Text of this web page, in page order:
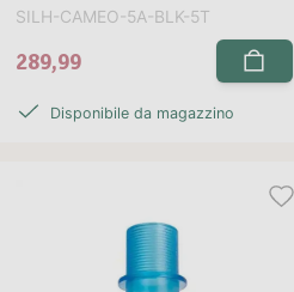
SILH-CAMEO-5A-BLK-5T
289,99
Disponibile da magazzino